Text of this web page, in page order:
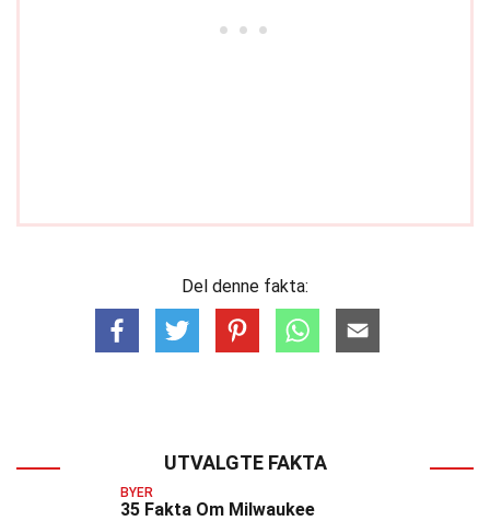
Del denne fakta:
UTVALGTE FAKTA
BYER
35 Fakta Om Milwaukee